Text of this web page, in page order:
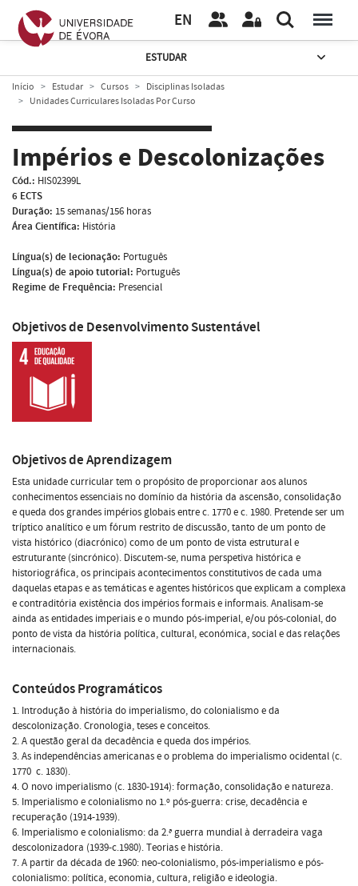
EN
ESTUDAR
Início Estudar Cursos
Disciplinas Isoladas
Unidades Curriculares Isoladas Por Curso
Impérios e Descolonizações
Cód.: HIS02399L
6 ECTS
Duração: 15 semanas/156 horas
Área Científica: História
Língua(s) de lecionação: Português
Língua(s) de apoio tutorial: Português
Regime de Frequência: Presencial
Objetivos de Desenvolvimento Sustentável
Objetivos de Aprendizagem
Esta unidade curricular tem o propósito de proporcionar aos alunos
conhecimentos essenciais no domínio da história da ascensão, consolidação
e queda dos grandes impérios globais entre c. 1770 e c. 1980. Pretende ser um
tríptico analítico e um fórum restrito de discussão, tanto de um ponto de
vista histórico (diacrónico) como de um ponto de vista estrutural e
estruturante (sincrónico). Discutem-se, numa perspetiva histórica e
historiográfica, os principais acontecimentos constitutivos de cada uma
daquelas etapas e as temáticas e agentes históricos que explicam a complexa
e contraditória existência dos impérios formais e informais. Analisam-se
ainda as entidades imperiais e o mundo pós-imperial, e/ou pós-colonial, do
ponto de vista da história política, cultural, económica, social e das relações
internacionais.
Conteúdos Programáticos
1. Introdução à história do imperialismo, do colonialismo e da
descolonização. Cronologia, teses e conceitos.
2. A questão geral da decadência e queda dos impérios.
3. As independências americanas e o problema do imperialismo ocidental (c.
1770  c. 1830).
4. O novo imperialismo (c. 1830-1914): formação, consolidação e natureza.
5. Imperialismo e colonialismo no 1.º pós-guerra: crise, decadência e
recuperação (1914-1939).
6. Imperialismo e colonialismo: da 2.ª guerra mundial à derradeira vaga
descolonizadora (1939-c.1980). Teorias e história.
7. A partir da década de 1960: neo-colonialismo, pós-imperialismo e pós-
colonialismo: política, economia, cultura, religião e ideologia.